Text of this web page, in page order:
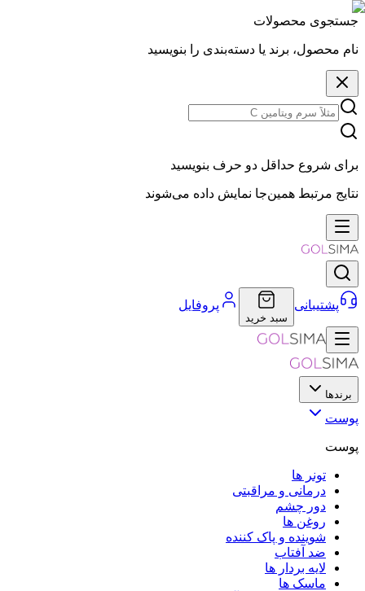
جستجوی محصولات
نام محصول، برند یا دسته‌بندی را بنویسید
برای شروع حداقل دو حرف بنویسید
نتایج مرتبط همین‌جا نمایش داده می‌شوند
پشتیبانی
سبد خرید
پروفایل
برندها
پوست
پوست
تونر ها
درمانی و مراقبتی
دور چشم
روغن ها
شوینده و پاک کننده
ضد آفتاب
لایه‌ بردار ها
ماسک ها